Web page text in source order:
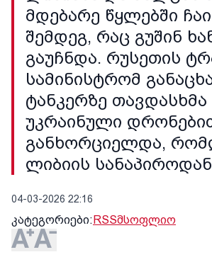
მდებარე წყლებში
შემდეგ, რაც გუშინ
გაუჩნდა. რუსეთის
სამინისტრომ
ტანკერზე თავდასხმა
უკრაინული
განხორციელდა,
ლიბიის სანაპიროდან
04-03-2026 22:16
კატეგორიები: RSSმსოფლიო